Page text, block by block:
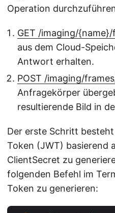
Operation
GET /imaging/
aus dem Cloud-
Antwort erhalten.
POST /imaging/
Anfragekörper
resultierende Bild in
Der erste Schritt
Token (JWT) basierend
ClientSecret zu
folgenden Befehl im
Token zu generieren: